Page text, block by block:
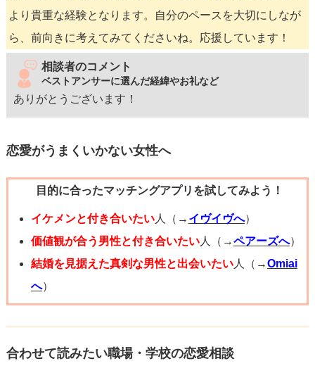
より貴重な経験となります。自分のペースを大切にしなが
ら、前向きに考えてみてくださいね。応援しています！
相談者のコメント
ベストアンサーに選んだ経緯やお礼など
ありがとうございます！
恋愛がうまくいかない女性へ
目的に合ったマッチングアプリを試してみよう！
イケメンと付き合いたい人（→ イヴイヴへ）
価値観が合う男性と付き合いたい人（→ペアーズへ）
結婚を見据えた真剣な男性と出会いたい人（→Omiai
へ）
合わせて読みたい職場・学校の恋愛相談